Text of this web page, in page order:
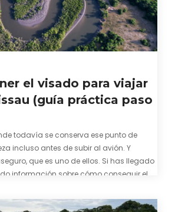
el visado para viajar
(guía práctica paso
todavía se conserva ese punto de
incluso antes de subir al avión. Y
que es uno de ellos. Si has llegado
información sobre cómo conseguir el
que…